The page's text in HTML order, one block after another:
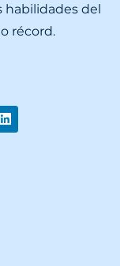
habilidades del
récord.